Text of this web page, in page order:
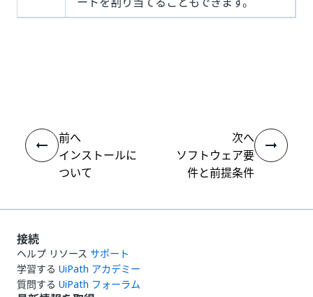
前へ
インストールに
ついて
次へ
ソフトウェア要
件と前提条件
接続
ヘルプ リソース サポート
学習する UiPath アカデミー
質問する UiPath フォーラム